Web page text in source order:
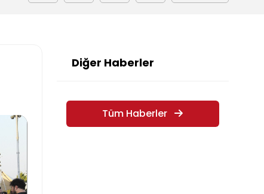
Diğer Haberler
Tüm Haberler